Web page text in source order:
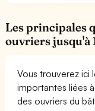
Les principales
ouvriers jusqu'à
Vous trouverez ici
importantes liées
des ouvriers du